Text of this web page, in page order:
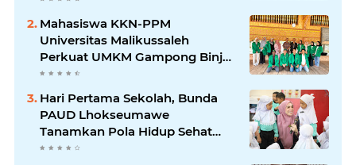
Mahasiswa KKN-PPM
Universitas Malikussaleh
Perkuat UMKM Gampong Binjee
melalui Program
Hari Pertama Sekolah, Bunda
PAUD Lhokseumawe
Tanamkan Pola Hidup Sehat
dan Karakter Anak